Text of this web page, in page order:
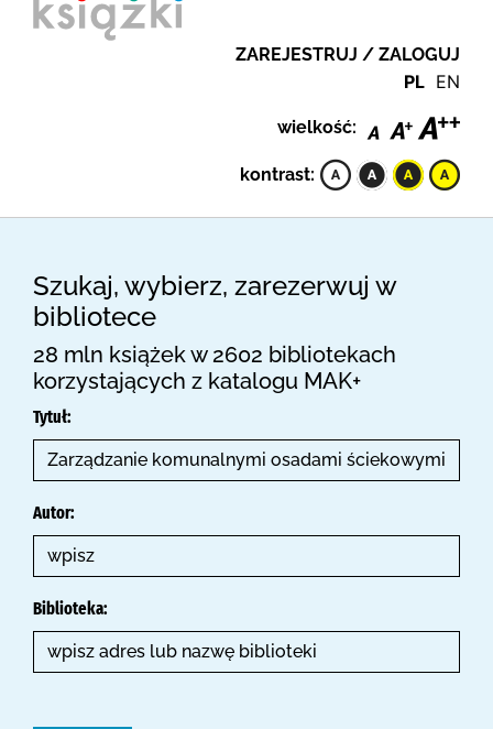
ZAREJESTRUJ / ZALOGUJ
PL EN
wielkość:
kontrast:
Szukaj, wybierz, zarezerwuj w
bibliotece
28 mln książek w 2602 bibliotekach
korzystających z katalogu MAK+
Tytuł:
Autor:
Biblioteka: